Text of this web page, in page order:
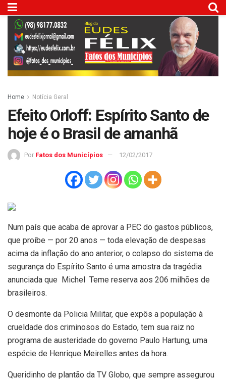
Home Notícia Geral
Efeito Orloff: Espírito Santo de
hoje é o Brasil de amanhã
Por Fatos dos Municípios 12/02/2017
Num país que acaba de aprovar a PEC do gastos públicos,
que proíbe — por 20 anos — toda elevação de despesas
acima da inflação do ano anterior, o colapso do sistema de
segurança do Espírito Santo é uma amostra da tragédia
anunciada que Michel Teme reserva aos 206 milhões de
brasileiros.
O desmonte da Policia Militar, que expôs a população à
crueldade dos criminosos do Estado, tem sua raiz no
programa de austeridade do governo Paulo Hartung, uma
espécie de Henrique Meirelles antes da hora.
Queridinho de plantão da TV Globo, que sempre assegurou